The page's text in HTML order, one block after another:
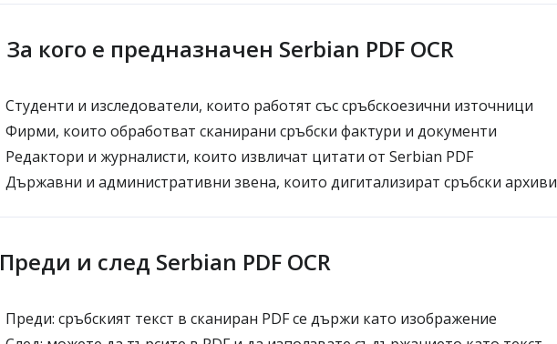
За кого е предназначен Serbian PDF OCR
Студенти и изследователи, които работят със сръбскоезични източници
Фирми, които обработват сканирани сръбски фактури и документи
Редактори и журналисти, които извличат цитати от Serbian PDF
Държавни и административни звена, които дигитализират сръбски архиви
Преди и след Serbian PDF OCR
Преди: сръбският текст в сканиран PDF се държи като изображение